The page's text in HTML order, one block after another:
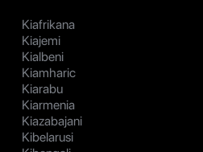
Kiafrikana
Kiajemi
Kialbeni
Kiamharic
Kiarabu
Kiarmenia
Kiazabajani
Kibelarusi